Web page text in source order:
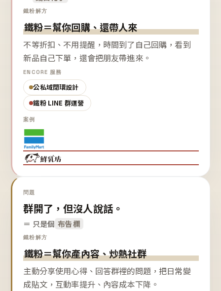
鐵粉解方
鐵粉＝幫你回購、還帶人來
不等折扣、不用提醒，時間到了自己回購，看到
新品自己下單，還會把朋友帶進來。
ENCORE 服務
公私域閉環設計
鐵粉 LINE 群運營
案例
問題
群開了，但沒人說話。
＝ 只是個 布告欄
鐵粉解方
鐵粉＝幫你產內容、炒熱社群
主動分享使用心得、回答群裡的問題，把日常變
成貼文，互動率提升、內容成本下降。